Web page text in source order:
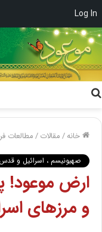
Log In
خانه/مقالات/مطالعات
صهیونیسم ، اسرائیل و قدس
ارض موعود!
و مرزهای